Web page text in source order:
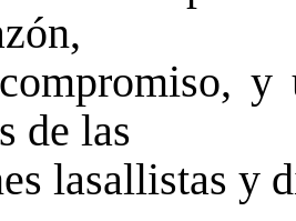
y
de las
lasallistas y